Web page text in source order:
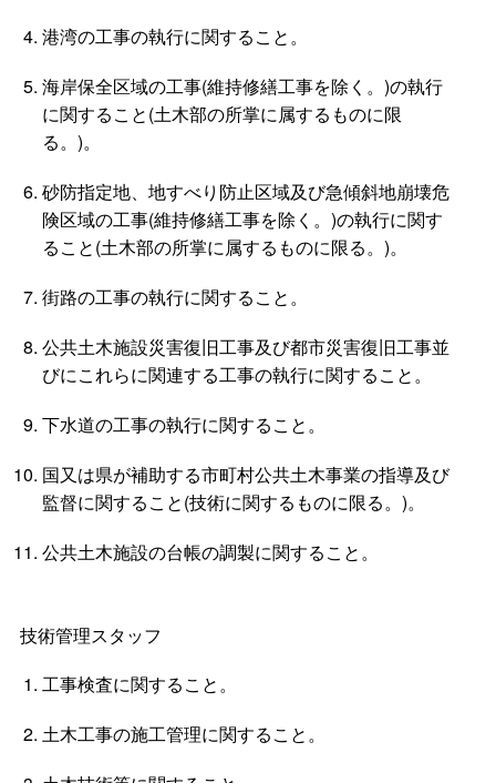
港湾の工事の執行に関すること。
海岸保全区域の工事(維持修繕工事を除く。)の執行
に関すること(土木部の所掌に属するものに限
る。)。
砂防指定地、地すべり防止区域及び急傾斜地崩壊危
険区域の工事(維持修繕工事を除く。)の執行に関す
ること(土木部の所掌に属するものに限る。)。
街路の工事の執行に関すること。
公共土木施設災害復旧工事及び都市災害復旧工事並
びにこれらに関連する工事の執行に関すること。
下水道の工事の執行に関すること。
国又は県が補助する市町村公共土木事業の指導及び
監督に関すること(技術に関するものに限る。)。
公共土木施設の台帳の調製に関すること。
技術管理スタッフ
工事検査に関すること。
土木工事の施工管理に関すること。